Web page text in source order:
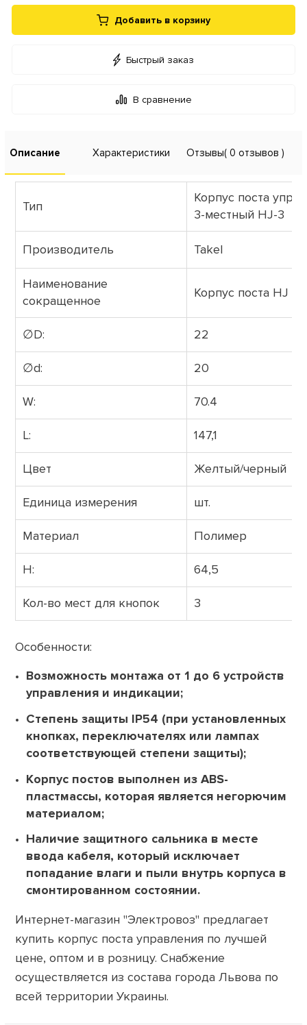
Добавить в корзину
Быстрый заказ
В сравнение
Описание Характеристики Отзывы( 0 отзывов )
Тип
Корпус поста
3-местный HJ-3
Производитель Takel
Наименование
сокращенное
Корпус поста HJ
∅D: 22
∅d: 20
W: 70.4
L: 147,1
Цвет Желтый/черный
Единица измерения шт.
Материал Полимер
H: 64,5
Кол-во мест для кнопок 3
Особенности:
Возможность монтажа от 1 до 6 устройств
управления и индикации;
Степень защиты IP54 (при установленных
кнопках, переключателях или лампах
соответствующей степени защиты);
Корпус постов выполнен из ABS-
пластмассы, которая является негорючим
материалом;
Наличие защитного сальника в месте
ввода кабеля, который исключает
попадание влаги и пыли внутрь корпуса в
смонтированном состоянии.
Интернет-магазин "Электровоз" предлагает
купить корпус поста управления по лучшей
цене, оптом и в розницу. Снабжение
осуществляется из состава города Львова по
всей территории Украины.